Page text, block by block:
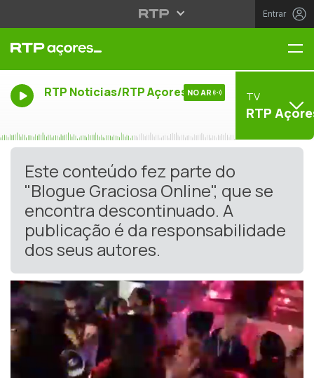
Entrar
RTP Noticias/RTP Açores NO AR TV
RTP
Este conteúdo fez parte do
"Blogue Graciosa Online", que se
encontra descontinuado. A
publicação é da responsabilidade
dos seus autores.